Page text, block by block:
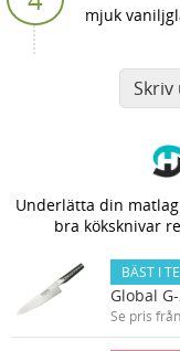
mjuk
Underlätta din
bra köksknivar
BÄST I
Global
Se pris